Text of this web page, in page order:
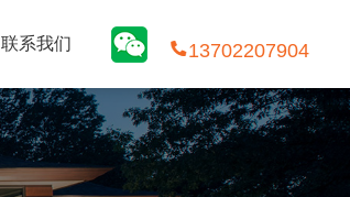
联系我们 13702207904